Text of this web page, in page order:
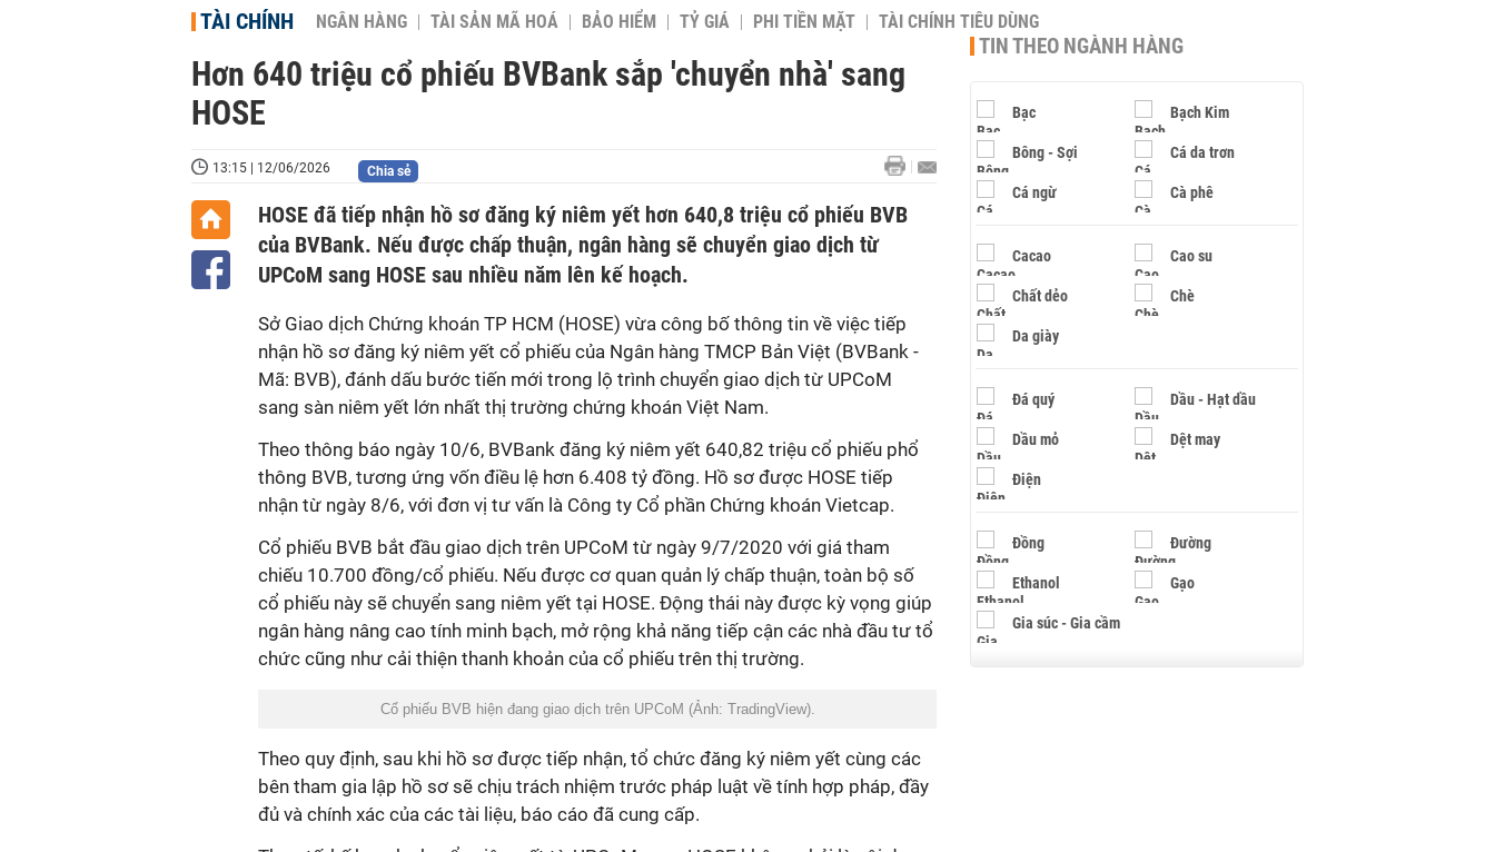
TÀI CHÍNH NGÂN HÀNG TÀI SẢN MÃ HOÁ BẢO HIỂM TỶ GIÁ PHI TIỀN MẶT TÀI CHÍNH TIÊU DÙNG
Hơn 640 triệu cổ phiếu BVBank sắp 'chuyển nhà' sang
HOSE
13:15 | 12/06/2026 Chia sẻ
HOSE đã tiếp nhận hồ sơ đăng ký niêm yết hơn 640,8 triệu cổ phiếu BVB
của BVBank. Nếu được chấp thuận, ngân hàng sẽ chuyển giao dịch từ
UPCoM sang HOSE sau nhiều năm lên kế hoạch.
Sở Giao dịch Chứng khoán TP HCM (HOSE) vừa công bố thông tin về việc tiếp
nhận hồ sơ đăng ký niêm yết cổ phiếu của Ngân hàng TMCP Bản Việt (BVBank -
Mã: BVB), đánh dấu bước tiến mới trong lộ trình chuyển giao dịch từ UPCoM
sang sàn niêm yết lớn nhất thị trường chứng khoán Việt Nam.
Theo thông báo ngày 10/6, BVBank đăng ký niêm yết 640,82 triệu cổ phiếu phổ
thông BVB, tương ứng vốn điều lệ hơn 6.408 tỷ đồng. Hồ sơ được HOSE tiếp
nhận từ ngày 8/6, với đơn vị tư vấn là Công ty Cổ phần Chứng khoán Vietcap.
Cổ phiếu BVB bắt đầu giao dịch trên UPCoM từ ngày 9/7/2020 với giá tham
chiếu 10.700 đồng/cổ phiếu. Nếu được cơ quan quản lý chấp thuận, toàn bộ số
cổ phiếu này sẽ chuyển sang niêm yết tại HOSE. Động thái này được kỳ vọng giúp
ngân hàng nâng cao tính minh bạch, mở rộng khả năng tiếp cận các nhà đầu tư tổ
chức cũng như cải thiện thanh khoản của cổ phiếu trên thị trường.
Cổ phiếu BVB hiện đang giao dịch trên UPCoM (Ảnh: TradingView).
Theo quy định, sau khi hồ sơ được tiếp nhận, tổ chức đăng ký niêm yết cùng các
bên tham gia lập hồ sơ sẽ chịu trách nhiệm trước pháp luật về tính hợp pháp, đầy
đủ và chính xác của các tài liệu, báo cáo đã cung cấp.
TIN THEO NGÀNH HÀNG
Bạc Bạch Kim
Bông - Sợi Cá da trơn
Cá ngừ Cà phê
Cacao Cao su
Chất dẻo Chè
Da giày
Đá quý Dầu - Hạt dầu
Dầu mỏ Dệt may
Điện
Đồng Đường
Ethanol Gạo
Gia súc - Gia cầm